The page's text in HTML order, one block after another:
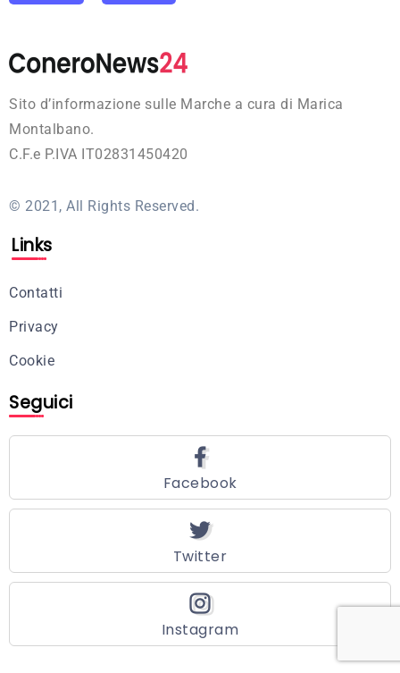
Sito d’informazione sulle Marche a cura di Marica
Montalbano.
C.F.e P.IVA IT02831450420
© 2021, All Rights Reserved.
Links
Contatti
Privacy
Cookie
Seguici
Facebook
Twitter
Instagram